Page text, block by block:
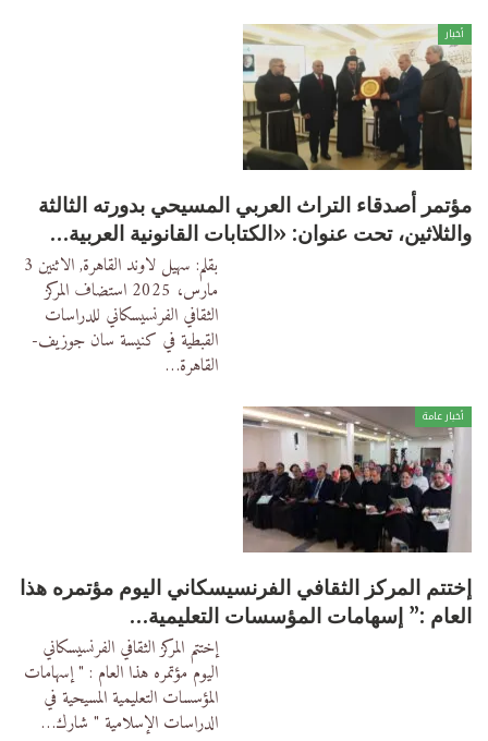
أخبار
مؤتمر أصدقاء التراث العربي المسيحي بدورته الثالثة
والثلاثين، تحت عنوان: «الكتابات القانونية العربية…
بقلم: سهيل لاوند
القاهرة, الاثنين 3
مارس، 2025
استضاف المركز
الثقافي الفرنسيسكاني للدراسات
القبطية في كنيسة سان جوزيف-
القاهرة…
أخبار عامة
إختتم المركز الثقافي الفرنسيسكاني اليوم مؤتمره هذا
العام :” إسهامات المؤسسات التعليمية…
إختتم المركز الثقافي الفرنسيسكاني
اليوم مؤتمره هذا العام : " إسهامات
المؤسسات التعليمية المسيحية في
الدراسات الإسلامية " شارك…